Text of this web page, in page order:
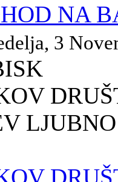
NA
3